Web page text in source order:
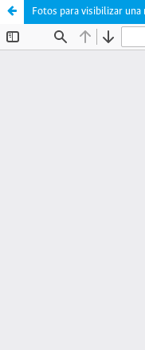
Fotos para visibilizar una